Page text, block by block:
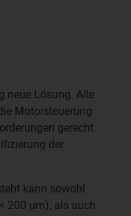
neue Lösung. Alle
Motorsteuerung
gerecht
der
kann sowohl
200 µm), als auch